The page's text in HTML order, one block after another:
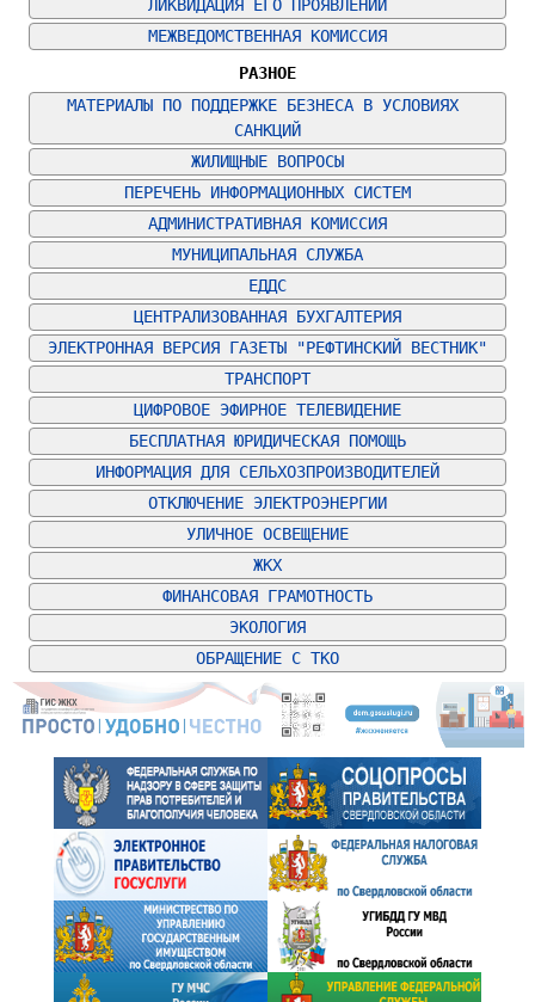
ЛИКВИДАЦИЯ ЕГО ПРОЯВЛЕНИЙ
МЕЖВЕДОМСТВЕННАЯ КОМИССИЯ
РАЗНОЕ
МАТЕРИАЛЫ ПО ПОДДЕРЖКЕ БЕЗНЕСА В УСЛОВИЯХ
САНКЦИЙ
ЖИЛИЩНЫЕ ВОПРОСЫ
ПЕРЕЧЕНЬ ИНФОРМАЦИОННЫХ СИСТЕМ
АДМИНИСТРАТИВНАЯ КОМИССИЯ
МУНИЦИПАЛЬНАЯ СЛУЖБА
ЕДДС
ЦЕНТРАЛИЗОВАННАЯ БУХГАЛТЕРИЯ
ЭЛЕКТРОННАЯ ВЕРСИЯ ГАЗЕТЫ "РЕФТИНСКИЙ ВЕСТНИК"
ТРАНСПОРТ
ЦИФРОВОЕ ЭФИРНОЕ ТЕЛЕВИДЕНИЕ
БЕСПЛАТНАЯ ЮРИДИЧЕСКАЯ ПОМОЩЬ
ИНФОРМАЦИЯ ДЛЯ СЕЛЬХОЗПРОИЗВОДИТЕЛЕЙ
ОТКЛЮЧЕНИЕ ЭЛЕКТРОЭНЕРГИИ
УЛИЧНОЕ ОСВЕЩЕНИЕ
ЖКХ
ФИНАНСОВАЯ ГРАМОТНОСТЬ
ЭКОЛОГИЯ
ОБРАЩЕНИЕ С ТКО